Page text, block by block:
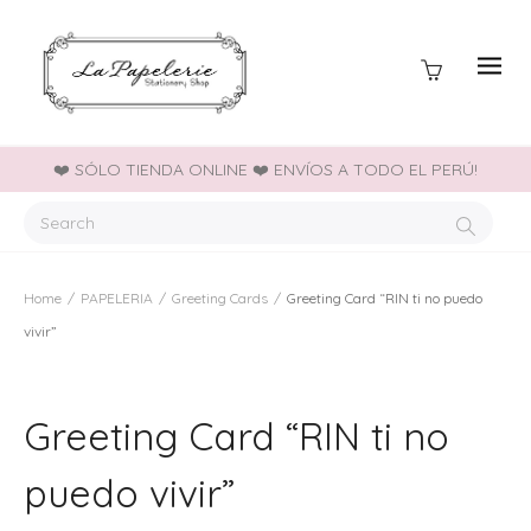
❤️ SÓLO TIENDA ONLINE ❤️ ENVÍOS A TODO EL PERÚ!
Home / PAPELERIA / Greeting Cards / Greeting Card “RIN ti no puedo
vivir”
Greeting Card “RIN ti no
puedo vivir”